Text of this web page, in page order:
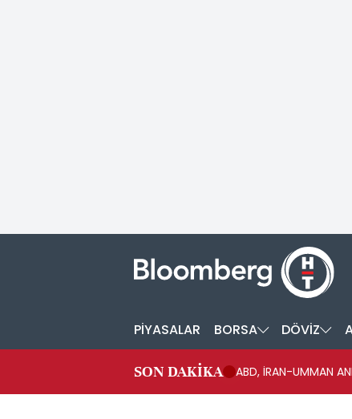
PİYASALAR BORSA DÖVİZ
SON DAKİKA ABD, İRAN-UMMAN